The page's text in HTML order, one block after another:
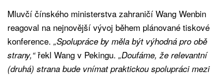
Mluvčí čínského ministerstva zahraničí Wang Wenbin
reagoval na nejnovější vývoj během plánované tiskové
konference. „Spolupráce by měla být výhodná pro obě
strany,“řekl Wang v Pekingu. „Doufáme, že relevantní
(druhá) strana bude vnímat praktickou spolupráci mezi